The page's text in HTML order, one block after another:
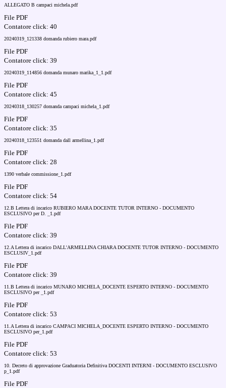
ALLEGATO B campaci michela.pdf
File PDF
Contatore click: 40
20240319_121338 domanda rubiero mara.pdf
File PDF
Contatore click: 39
20240319_114856 domanda munaro marika_1_1.pdf
File PDF
Contatore click: 45
20240318_130257 domanda campaci michela_1.pdf
File PDF
Contatore click: 35
20240318_123551 domanda dall armellina_1.pdf
File PDF
Contatore click: 28
1390 verbale commissione_1.pdf
File PDF
Contatore click: 54
12.B Lettera di incarico RUBIERO MARA DOCENTE TUTOR INTERNO - DOCUMENTO
ESCLUSIVO per D. _1.pdf
File PDF
Contatore click: 39
12.A Lettera di incarico DALL'ARMELLINA CHIARA DOCENTE TUTOR INTERNO - DOCUMENTO
ESCLUSIV_1.pdf
File PDF
Contatore click: 39
11.B Lettera di incarico MUNARO MICHELA_DOCENTE ESPERTO INTERNO - DOCUMENTO
ESCLUSIVO per _1.pdf
File PDF
Contatore click: 53
11.A Lettera di incarico CAMPACI MICHELA_DOCENTE ESPERTO INTERNO - DOCUMENTO
ESCLUSIVO per_1.pdf
File PDF
Contatore click: 53
10. Decreto di approvazione Graduatoria Definitiva DOCENTI INTERNI - DOCUMENTO ESCLUSIVO
p_1.pdf
File PDF